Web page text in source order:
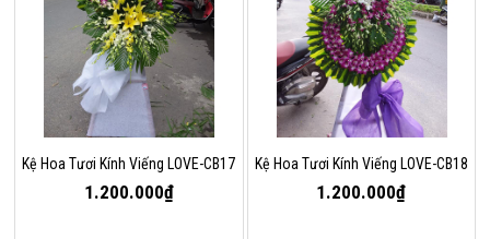
Kệ Hoa Tươi Kính Viếng LOVE-CB17
1.200.000₫
Kệ Hoa Tươi Kính Viếng LOVE-CB18
1.200.000₫